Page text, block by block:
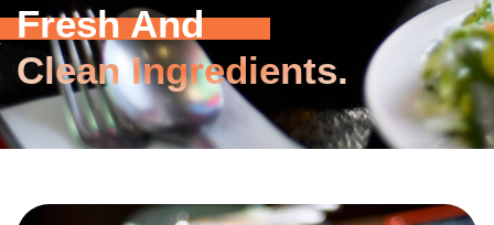
Fresh And
Clean Ingredients.